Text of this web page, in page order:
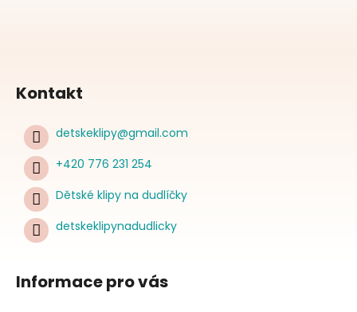
Kontakt
detskeklipy@gmail.com
+420 776 231 254
Dětské klipy na dudlíčky
detskeklipynadudlicky
Informace pro vás